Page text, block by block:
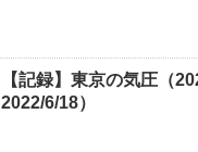
【記録】東京の気圧（
2022/6/18）